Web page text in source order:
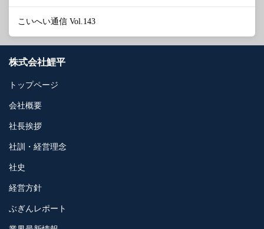
こいへい通信 Vol.143
株式会社鯉平
トップページ
会社概要
社長挨拶
社訓・経営理念
社史
経営方針
ぶぎんレポート